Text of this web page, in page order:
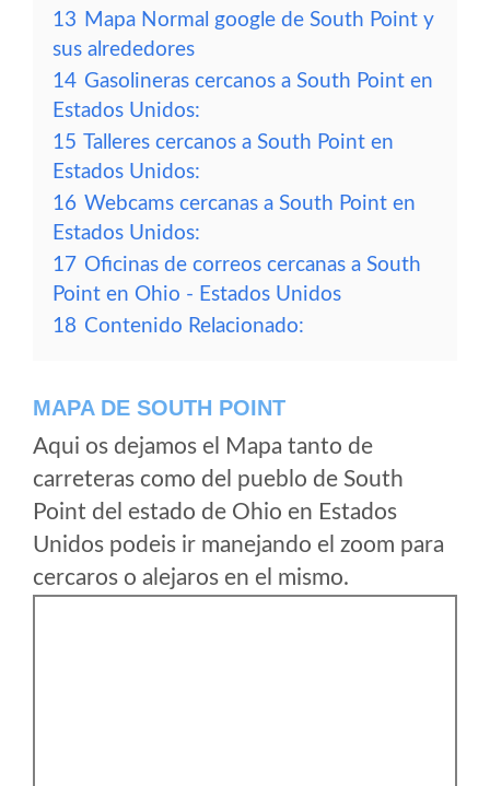
13 Mapa Normal google de South Point y
sus alrededores
14 Gasolineras cercanos a South Point en
Estados Unidos:
15 Talleres cercanos a South Point en
Estados Unidos:
16 Webcams cercanas a South Point en
Estados Unidos:
17 Oficinas de correos cercanas a South
Point en Ohio - Estados Unidos
18 Contenido Relacionado:
MAPA DE SOUTH POINT
Aqui os dejamos el Mapa tanto de
carreteras como del pueblo de South
Point del estado de Ohio en Estados
Unidos podeis ir manejando el zoom para
cercaros o alejaros en el mismo.